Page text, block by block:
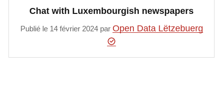
Chat with Luxembourgish newspapers
Publié le 14 février 2024 par Open Data Lëtzebuerg